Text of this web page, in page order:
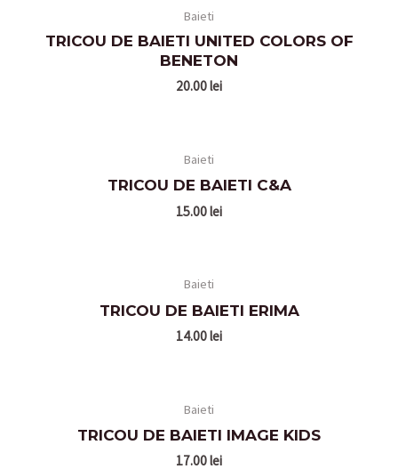
Baieti
TRICOU DE BAIETI UNITED COLORS OF
BENETON
20.00lei
Baieti
TRICOU DE BAIETI C&A
15.00lei
Baieti
TRICOU DE BAIETI ERIMA
14.00lei
Baieti
TRICOU DE BAIETI IMAGE KIDS
17.00lei